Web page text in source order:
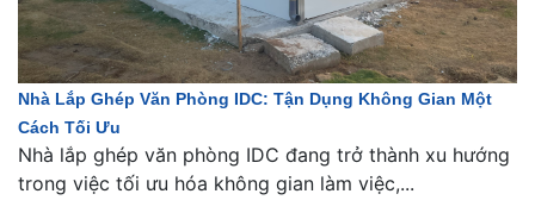
Nhà Lắp Ghép Văn Phòng IDC: Tận Dụng Không Gian Một
Cách Tối Ưu
Nhà lắp ghép văn phòng IDC đang trở thành xu hướng
trong việc tối ưu hóa không gian làm việc,...